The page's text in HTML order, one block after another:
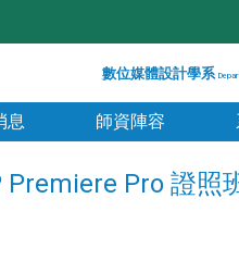
數位媒體設計學系
息 師資陣容
Premiere Pro 證照